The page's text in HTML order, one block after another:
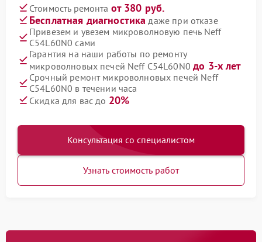
Стоимость ремонта от 380 руб.
Бесплатная диагностика даже при отказе
Привезем и увезем микроволновую печь Neff
C54L60N0 сами
Гарантия на наши работы по ремонту
микроволновых печей Neff C54L60N0до 3-х лет
Срочный ремонт микроволновых печей Neff
C54L60N0 в течении часа
Скидка для вас до 20%
Консультация со специалистом
Узнать стоимость работ